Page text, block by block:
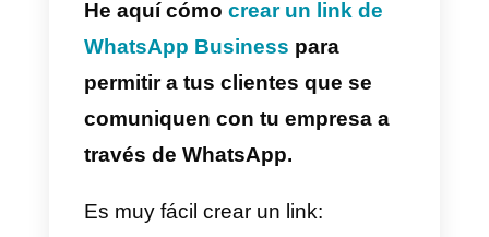
adicionales para las empresas.
He aquí resumidas las
diferencias entre WhatsApp
Business y las WhatsApp
Business API